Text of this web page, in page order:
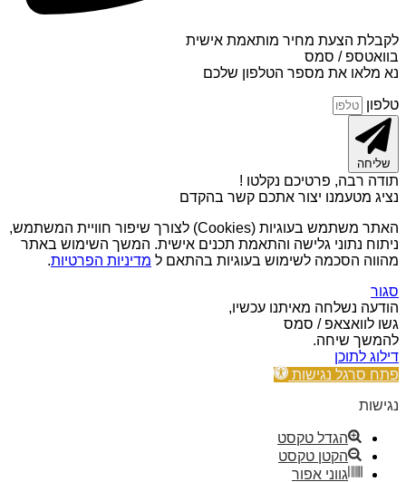
לקבלת הצעת מחיר מותאמת אישית
בוואטספ / סמס
נא מלאו את מספר הטלפון שלכם
טלפון
שליחה
תודה רבה, פרטיכם נקלטו !
נציג מטעמנו יצור אתכם קשר בהקדם
האתר משתמש בעוגיות (Cookies) לצורך שיפור חוויית המשתמש,
ניתוח נתוני גלישה והתאמת תכנים אישית. המשך השימוש באתר
מהווה הסכמה לשימוש בעוגיות בהתאם ל מדיניות הפרטיות.
סגור
הודעה נשלחה מאיתנו עכשיו,
גשו לוואצאפ / סמס
להמשך שיחה.
דילוג לתוכן
פתח סרגל נגישות
נגישות
הגדל טקסט
הקטן טקסט
גווני אפור